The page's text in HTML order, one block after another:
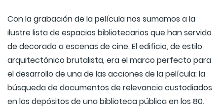
Con la grabación de la película nos sumamos a la
ilustre lista de espacios bibliotecarios que han servido
de decorado a escenas de cine. El edificio, de estilo
arquitectónico brutalista, era el marco perfecto para
el desarrollo de una de las acciones de la película: la
búsqueda de documentos de relevancia custodiados
en los depósitos de una biblioteca pública en los 80.